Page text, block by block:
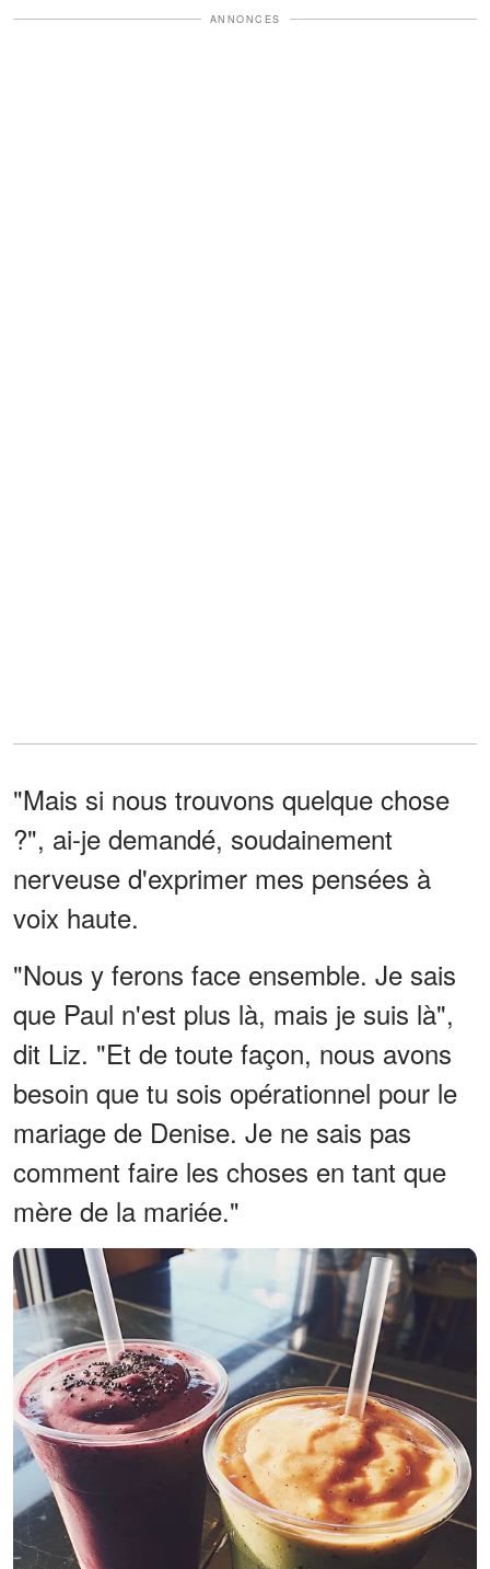
ANNONCES
"Mais si nous trouvons quelque chose
?", ai-je demandé, soudainement
nerveuse d'exprimer mes pensées à
voix haute.
"Nous y ferons face ensemble. Je sais
que Paul n'est plus là, mais je suis là",
dit Liz. "Et de toute façon, nous avons
besoin que tu sois opérationnel pour le
mariage de Denise. Je ne sais pas
comment faire les choses en tant que
mère de la mariée."